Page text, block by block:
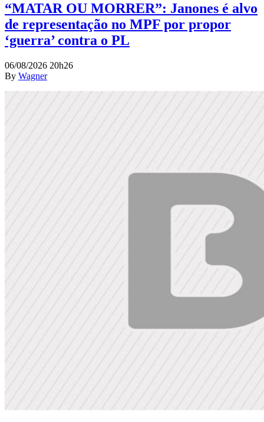
“MATAR OU MORRER”: Janones é alvo
de representação no MPF por propor
‘guerra’ contra o PL
06/08/2026 20h26
By Wagner